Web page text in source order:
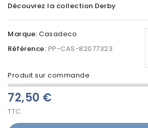
Découvrez la collection Derby
Marque: Casadeco
Référence: PP-CAS-82077323
Produit sur commande
72,50 €
TTC